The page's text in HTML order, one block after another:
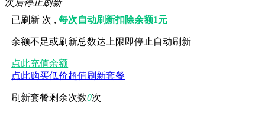
次后停止刷新
已刷新 次 ,每次自动刷新扣除余额1元
余额不足或刷新总数达上限即停止自动刷新
点此充值余额
点此购买低价超值刷新套餐
刷新套餐剩余次数0次